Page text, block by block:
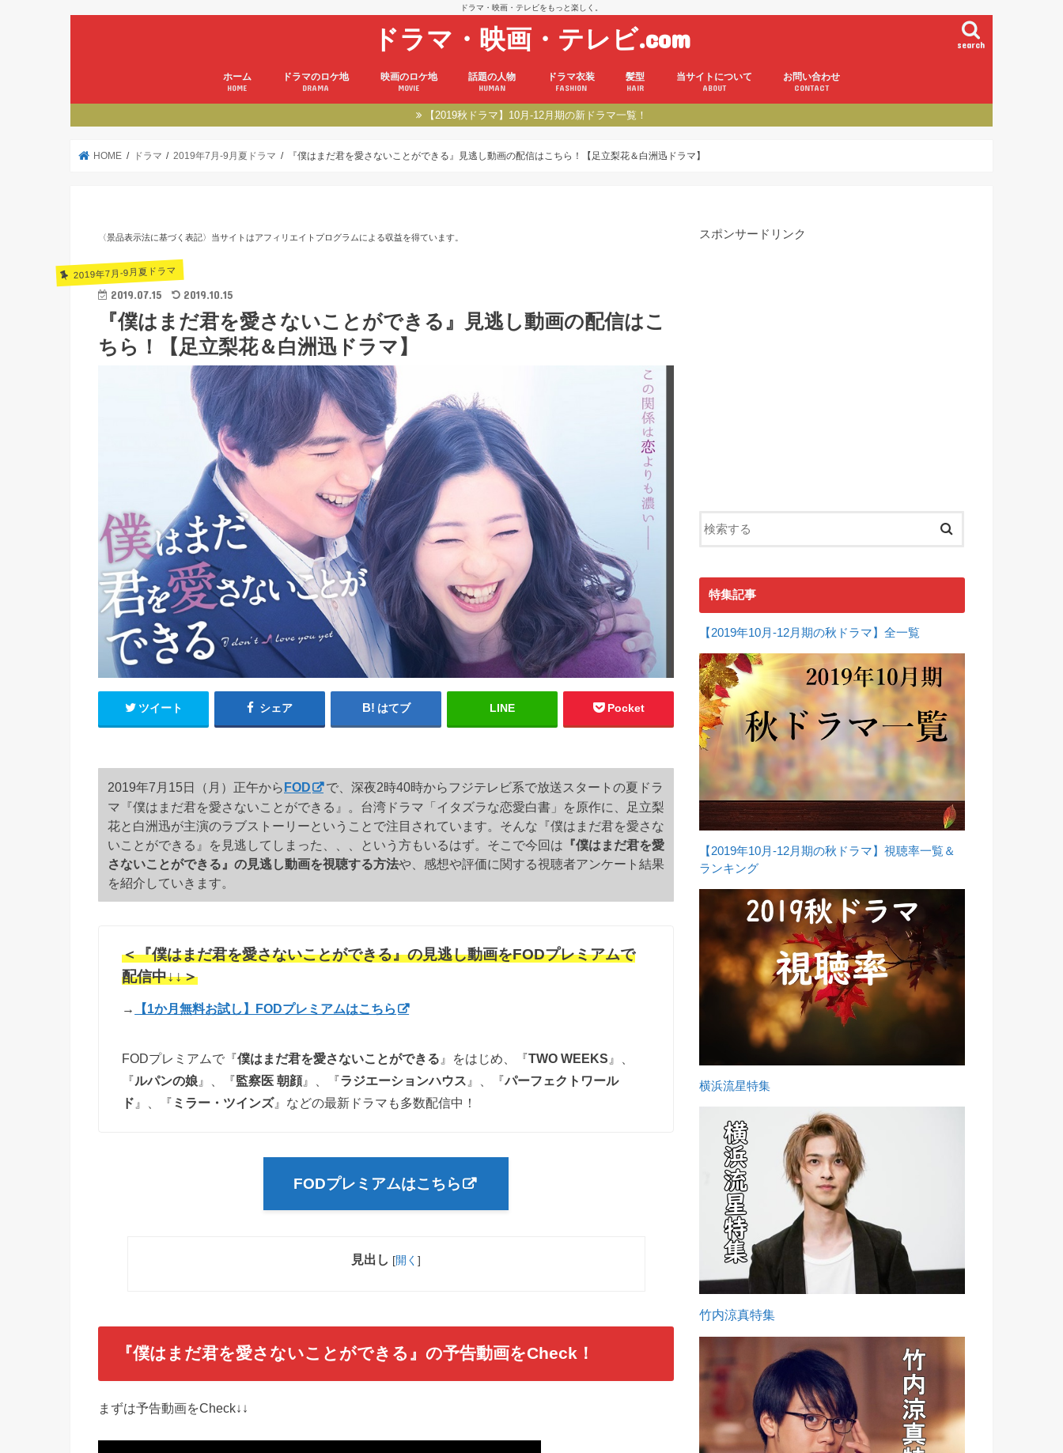
ドラマ・映画・テレビをもっと楽しく。
ドラマ・映画・テレビ.com search
ホーム
HOME
ドラマのロケ地
DRAMA
映画のロケ地
MOVIE
話題の人物
HUMAN
ドラマ衣装
FASHION
髪型
HAIR
当サイトについて
ABOUT
お問い合わせ
CONTACT
【2019秋ドラマ】10月-12月期の新ドラマ一覧！
HOME ドラマ 2019年7月-9月夏ドラマ 『僕はまだ君を愛さないことができる』見逃し動画の配信はこちら！【足立梨花＆白洲迅ドラマ】
〈景品表示法に基づく表記〉当サイトはアフィリエイトプログラムによる収益を得ています。
2019年7月-9月夏ドラマ
2019.07.15 2019.10.15
『僕はまだ君を愛さないことができる』見逃し動画の配信はこ
ちら！【足立梨花＆白洲迅ドラマ】
ツイート シェア はてブ LINE Pocket
2019年7月15日（月）正午から FOD で、深夜2時40時からフジテレビ系で放送スタートの夏ドラ
マ『僕はまだ君を愛さないことができる』。 台湾ドラマ「イタズラな恋愛白書」を原作に、足立梨
花と白洲迅が主演のラブストーリーということで注目されています。 そんな『僕はまだ君を愛さな
いことができる』を見逃してしまった、、、という方もいるはず。そこで今回は 『僕はまだ君を愛
さないことができる』の見逃し動画を視聴する方法や、感想や評価に関する視聴者アンケート結果
を紹介していきます。
＜『僕はまだ君を愛さないことができる』の見逃し動画をFODプレミアムで
配信中↓↓＞
→ 【1か月無料お試し】FODプレミアムはこちら
FODプレミアムで『僕はまだ君を愛さないことができる 』をはじめ、『TWO WEEKS 』、
『ルパンの娘 』、『監察医 朝顔』、『ラジエーションハウス 』、『パーフェクトワール
ド 』、『 ミラー・ツインズ』などの最新ドラマも多数配信中！
FODプレミアムはこちら
見出し [開く ]
『僕はまだ君を愛さないことができる 』の予告動画をCheck！
まずは予告動画をCheck↓↓
スポンサードリンク
特集記事
【2019年10月-12月期の秋ドラマ】全一覧
【2019年10月-12月期の秋ドラマ】視聴率一覧＆
ランキング
横浜流星特集
竹内涼真特集